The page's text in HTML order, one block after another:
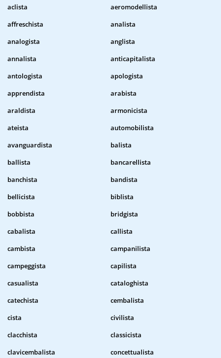
aclista
aeromodellista
affreschista
analista
analogista
anglista
annalista
anticapitalista
antologista
apologista
apprendista
arabista
araldista
armonicista
ateista
automobilista
avanguardista
balista
ballista
bancarellista
banchista
bandista
bellicista
biblista
bobbista
bridgista
cabalista
callista
cambista
campanilista
campeggista
capilista
casualista
cataloghista
catechista
cembalista
cista
civilista
clacchista
classicista
clavicembalista
concettualista